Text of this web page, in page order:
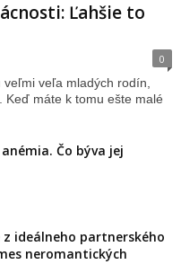
Ľahšie to
0
veľmi veľa mladých rodín,
Keď máte k tomu ešte malé
Čo býva jej
z ideálneho partnerského
neromantických